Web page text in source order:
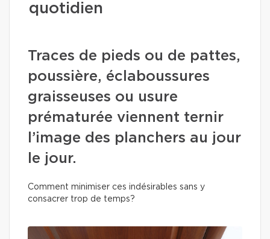
quotidien
Traces de pieds ou de pattes,
poussière, éclaboussures
graisseuses ou usure
prématurée viennent ternir
l’image des planchers au jour
le jour.
Comment minimiser ces indésirables sans y
consacrer trop de temps?